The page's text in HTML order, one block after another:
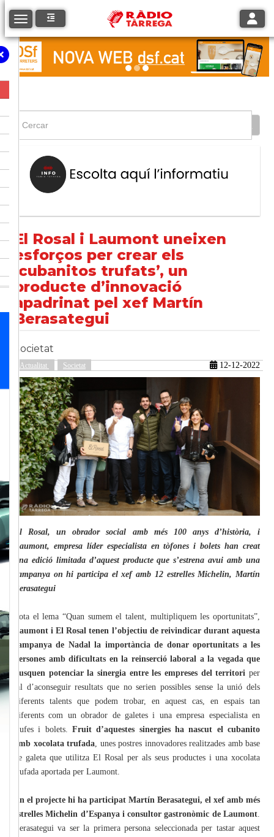
Toggle navigation
El Rosal i Laumont uneixen
esforços per crear els
‘cubanitos trufats’, un
producte d’innovació
apadrinat pel xef Martín
Berasategui
Societat
Actualitat Societat 12-12-2022
El Rosal, un obrador social amb més 100 anys d’història, i
Laumont, empresa líder especialista en tòfones i bolets han creat
una edició limitada d’aquest producte que s’estrena avui amb una
campanya on hi participa el xef amb 12 estrelles Michelin, Martín
Berasategui
Sota el lema “Quan sumem el talent, multipliquem les oportunitats”,
Laumont i El Rosal tenen l’objectiu de reivindicar durant aquesta
campanya de Nadal la importància de donar oportunitats a les
persones amb dificultats en la reinserció laboral a la vegada que
busquen potenciar la sinergia entre les empreses del territori per
tal d’aconseguir resultats que no serien possibles sense la unió dels
diferents talents que podem trobar, en aquest cas, en espais tan
diferents com un obrador de galetes i una empresa especialista en
trufes i bolets. Fruit d’aquestes sinergies ha nascut el cubanito
amb xocolata trufada, unes postres innovadores realitzades amb base
de galeta que utilitza El Rosal per als seus productes i una xocolata
trufada aportada per Laumont.
En el projecte hi ha participat Martín Berasategui, el xef amb més
estrelles Michelin d’Espanya i consultor gastronòmic de Laumont.
Berasategui va ser la primera persona seleccionada per tastar aquest